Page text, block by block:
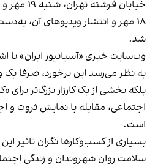
خیابان
۱۸ مهر و انتشار ویدیوهای آن،
شد.
وب‌سایت خبری «آسیانیوز ایران» با
به نظر می‌رسد این برخورد، صرفا
بلکه بخشی از یک کارزار بزرگ‌تر برای
اجتماعی، مقابله با نمایش ثروت و
است.
بسیاری از کسب‌وکارها نگران تاثیر
سلامت روان شهروندان و زندگی